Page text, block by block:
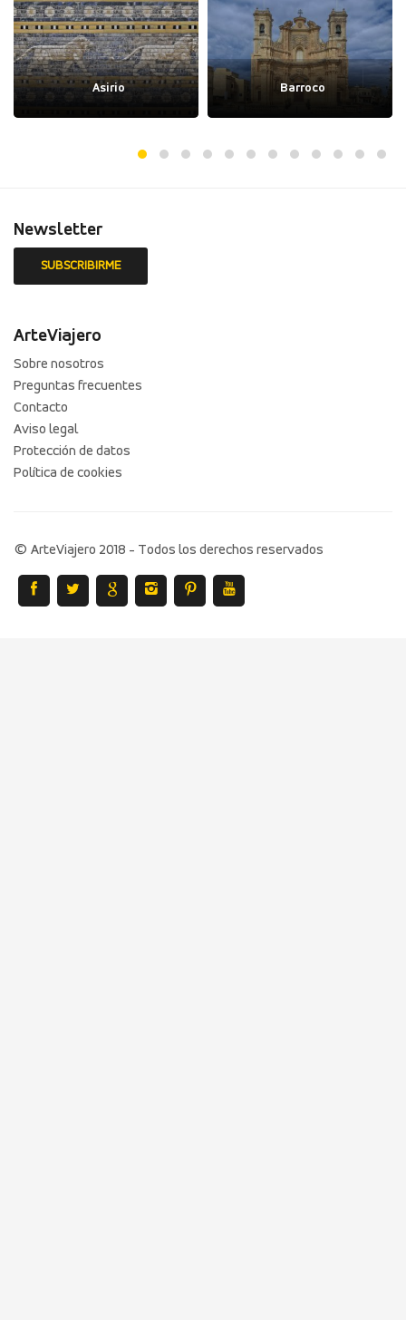
Asirio Barroco
Newsletter
ArteViajero
Sobre nosotros
Preguntas frecuentes
Contacto
Aviso legal
Protección de datos
Política de cookies
© ArteViajero 2018 - Todos los derechos reservados